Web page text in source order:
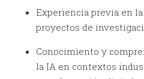
Experiencia previa en
proyectos de
Conocimiento y
la IA en contextos